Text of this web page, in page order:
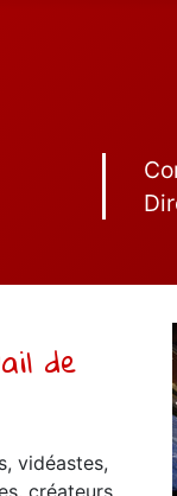
de
vidéastes,
créateurs